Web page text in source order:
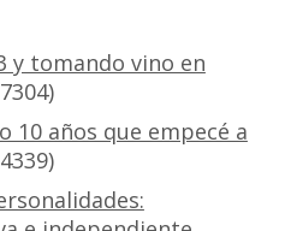
y tomando vino en
10 años que empecé a